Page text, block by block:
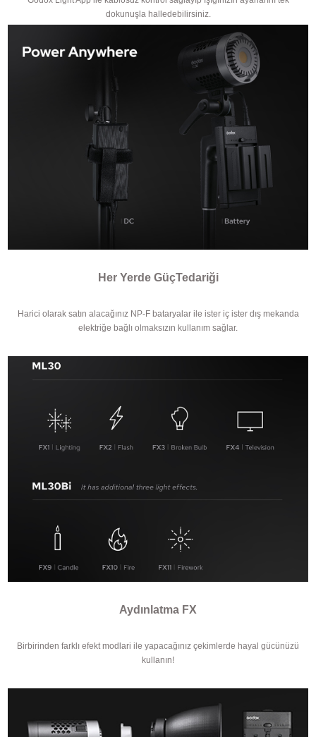
dokunuşla halledebilirsiniz.
Her Yerde GüçTedariği
Harici olarak satın alacağınız NP-F bataryalar ile ister iç ister dış mekanda
elektriğe bağlı olmaksızın kullanım sağlar.
Aydınlatma FX
Birbirinden farklı efekt modlari ile yapacağınız çekimlerde hayal gücünüzü
kullanın!